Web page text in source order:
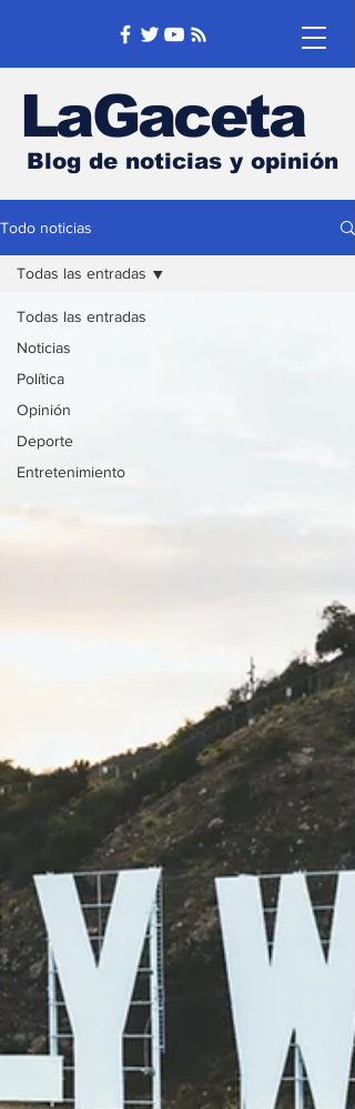
LaGaceta
Blog de noticias y opinión
Todo noticias
Todas las entradas
Noticias
Política
Opinión
Deporte
Entretenimiento
Todas las entradas